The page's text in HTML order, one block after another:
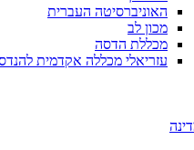
האוניברסיטה העברית
מכון לב
מכללת הדסה
עזריאלי מכללה אקדמית